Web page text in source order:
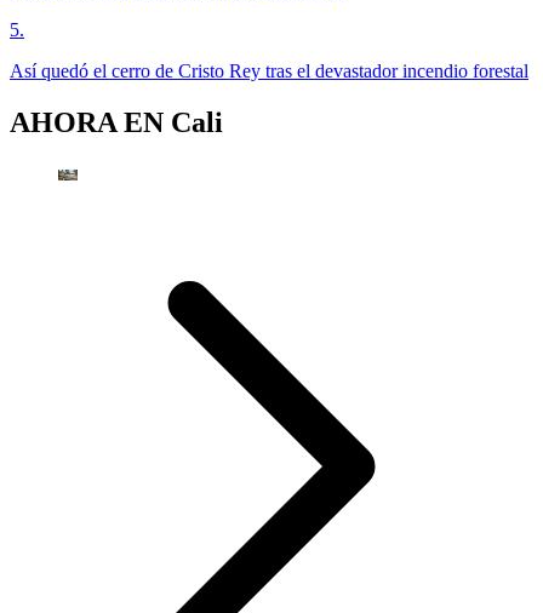
5.
Así quedó el cerro de Cristo Rey tras el devastador incendio forestal
AHORA EN Cali